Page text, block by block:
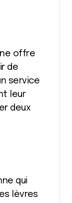
offre
de
service
leur
deux
qui
lèvres